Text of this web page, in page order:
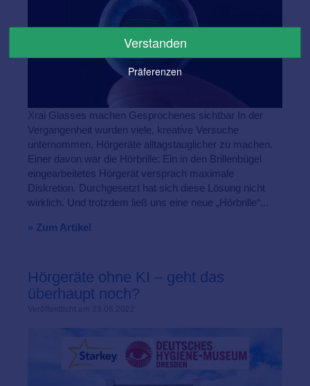
Xrai Glasses machen Gesprochenes sichtbar In der
Vergangenheit wurden viele, kreative Versuche
unternommen, Hörgeräte alltagstauglicher zu machen.
Einer davon war die Hörbrille: Ein in den Brillenbügel
eingearbeitetes Hörgerät versprach maximale
Diskretion. Durchgesetzt hat sich diese Lösung nicht
wirklich. Und trotzdem ließ uns eine neue „Hörbrille“...
» Zum Artikel
Hörgeräte ohne KI – geht das
überhaupt noch?
Verstanden
Präferenzen